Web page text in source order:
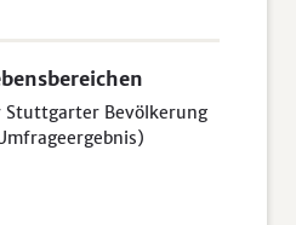
Bevölkerung